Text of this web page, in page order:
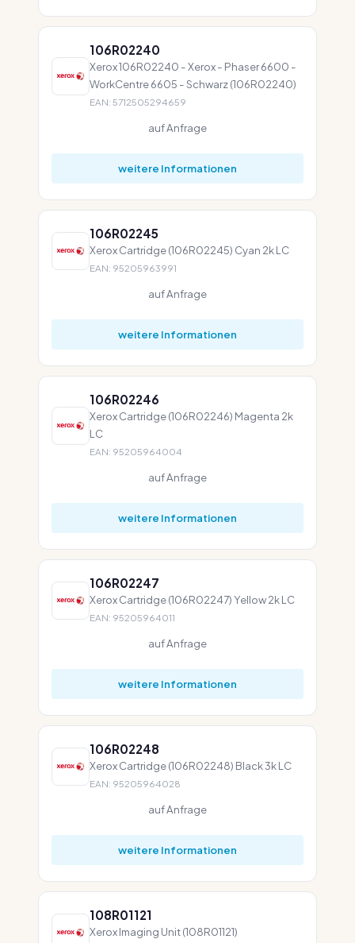
106R02240
Xerox 106R02240 - Xerox - Phaser 6600 -
WorkCentre 6605 - Schwarz (106R02240)
EAN: 5712505294659
auf Anfrage
weitere Informationen
106R02245
Xerox Cartridge (106R02245) Cyan 2k LC
EAN: 95205963991
auf Anfrage
weitere Informationen
106R02246
Xerox Cartridge (106R02246) Magenta 2k
LC
EAN: 95205964004
auf Anfrage
weitere Informationen
106R02247
Xerox Cartridge (106R02247) Yellow 2k LC
EAN: 95205964011
auf Anfrage
weitere Informationen
106R02248
Xerox Cartridge (106R02248) Black 3k LC
EAN: 95205964028
auf Anfrage
weitere Informationen
108R01121
Xerox Imaging Unit (108R01121)